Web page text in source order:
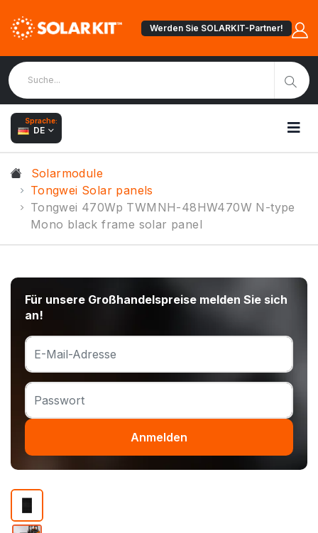
Werden Sie SOLARKIT-Partner!
Sprache:
DE
Solarmodule
Tongwei Solar panels
Tongwei 470Wp TWMNH-48HW470W N-type
Mono black frame solar panel
Für unsere Großhandelspreise melden Sie sich
an!
Anmelden